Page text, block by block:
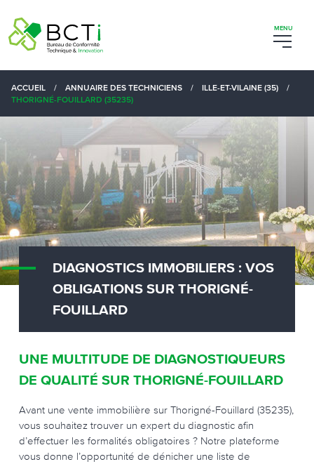
ACCUEIL / ANNUAIRE DES TECHNICIENS / ILLE-ET-VILAINE (35)
/
THORIGNÉ-FOUILLARD (35235)
DIAGNOSTICS IMMOBILIERS : VOS
OBLIGATIONS SUR THORIGNÉ-
FOUILLARD
UNE MULTITUDE DE DIAGNOSTIQUEURS
DE QUALITÉ SUR THORIGNÉ-FOUILLARD
Avant une vente immobilière sur Thorigné-Fouillard (35235),
vous souhaitez trouver un expert du diagnostic afin
d’effectuer les formalités obligatoires ? Notre plateforme
vous donne l’opportunité de dénicher une liste de